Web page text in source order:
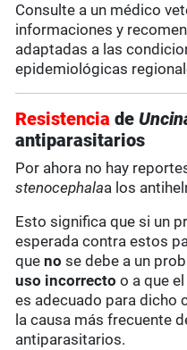
Consulte a un médico
informaciones y
adaptadas a las
epidemiológicas
Resistencia de
antiparasitarios
Por ahora no hay
stenocephalaa los
Esto significa que si un
esperada contra estos
queno se debe a un
uso incorrecto o a que
es adecuado para dicho
la causa más frecuente
antiparasitarios.